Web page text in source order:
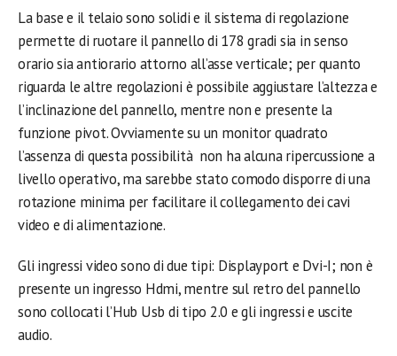
La base e il telaio sono solidi e il sistema di regolazione
permette di ruotare il pannello di 178 gradi sia in senso
orario sia antiorario attorno all’asse verticale; per quanto
riguarda le altre regolazioni è possibile aggiustare l’altezza e
l’inclinazione del pannello, mentre non e presente la
funzione pivot. Ovviamente su un monitor quadrato
l’assenza di questa possibilità non ha alcuna ripercussione a
livello operativo, ma sarebbe stato comodo disporre di una
rotazione minima per facilitare il collegamento dei cavi
video e di alimentazione.
Gli ingressi video sono di due tipi: Displayport e Dvi-I; non è
presente un ingresso Hdmi, mentre sul retro del pannello
sono collocati l’Hub Usb di tipo 2.0 e gli ingressi e uscite
audio.